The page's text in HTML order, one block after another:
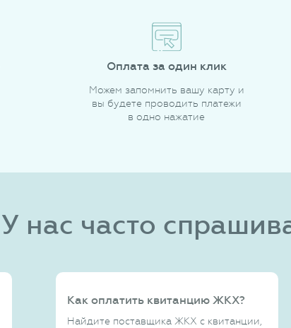
Оплата за один клик
Можем запомнить вашу карту и
вы будете проводить платежи
в одно нажатие
У нас часто
Как оплатить квитанцию ЖКХ?
Найдите поставщика ЖКХ с квитанции,